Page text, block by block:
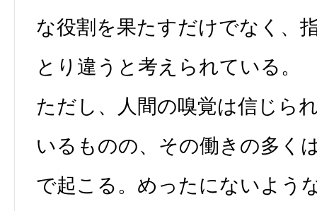
な役割を果たすだけでなく、
とり違うと考えられている。
ただし、人間の嗅覚は信じら
いるものの、その働きの多く
で起こる。めったにないよう